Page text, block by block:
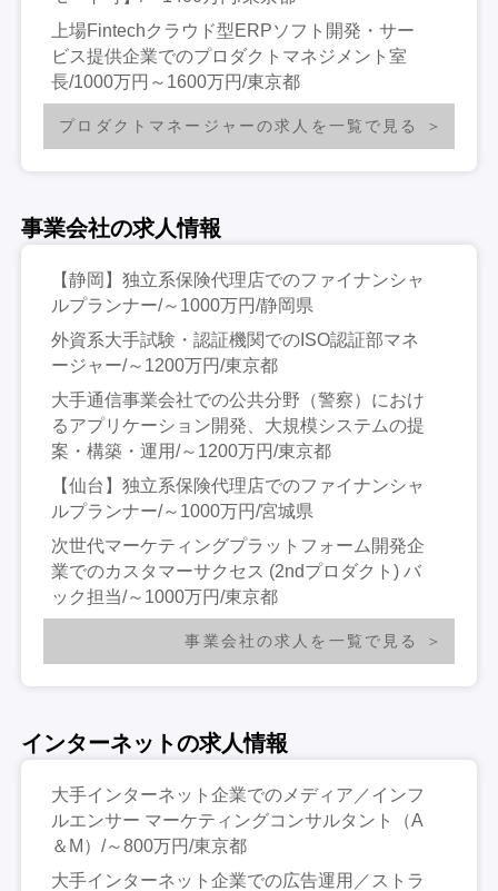
上場Fintechクラウド型ERPソフト開発・サー
ビス提供企業でのプロダクトマネジメント室
長/1000万円～1600万円/東京都
プロダクトマネージャーの求人を一覧で見る
事業会社の求人情報
【静岡】独立系保険代理店でのファイナンシャ
ルプランナー/～1000万円/静岡県
外資系大手試験・認証機関でのISO認証部マネ
ージャー/～1200万円/東京都
大手通信事業会社での公共分野（警察）におけ
るアプリケーション開発、大規模システムの提
案・構築・運用/～1200万円/東京都
【仙台】独立系保険代理店でのファイナンシャ
ルプランナー/～1000万円/宮城県
次世代マーケティングプラットフォーム開発企
業でのカスタマーサクセス (2ndプロダクト) バ
ック担当/～1000万円/東京都
事業会社の求人を一覧で見る
インターネットの求人情報
大手インターネット企業でのメディア／インフ
ルエンサー マーケティングコンサルタント（A
＆M）/～800万円/東京都
大手インターネット企業での広告運用／ストラ